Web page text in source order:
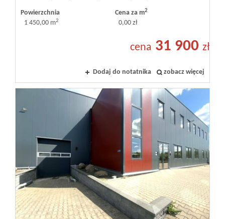
Powierzchnia
1 450,00 m2
Cena za m2
0,00 zł
cena 31 900 zł
Dodaj do notatnika zobacz więcej